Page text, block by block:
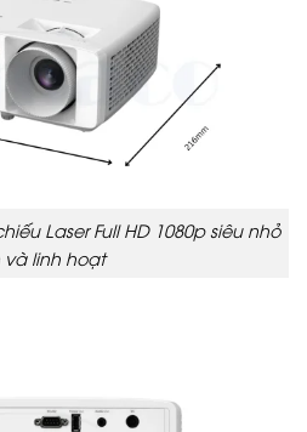
Laser Full HD 1080p siêu nhỏ
và linh hoạt